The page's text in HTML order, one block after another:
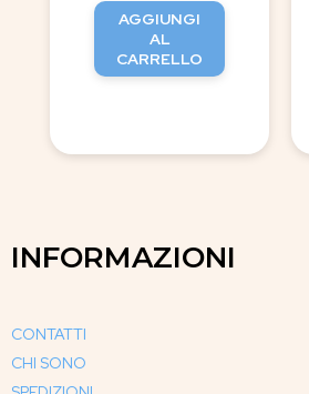
AGGIUNGI
AL
CARRELLO
INFORMAZIONI
CONTATTI
CHI SONO